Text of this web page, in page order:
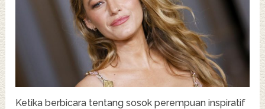
Ketika berbicara tentang sosok perempuan inspiratif